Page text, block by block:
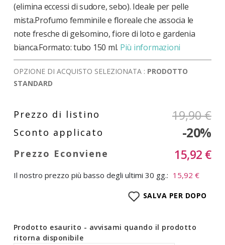
(elimina eccessi di sudore, sebo). Ideale per pelle
mista.Profumo femminile e floreale che associa le
note fresche di gelsomino, fiore di loto e gardenia
bianca.Formato: tubo 150 ml. Più informazioni
OPZIONE DI ACQUISTO SELEZIONATA : PRODOTTO
STANDARD
19,90 €
-20%
15,92 €
Il nostro prezzo più basso degli ultimi 30 gg.: 15,92 €
SALVA PER DOPO
Prodotto esaurito - avvisami quando il prodotto
ritorna disponibile